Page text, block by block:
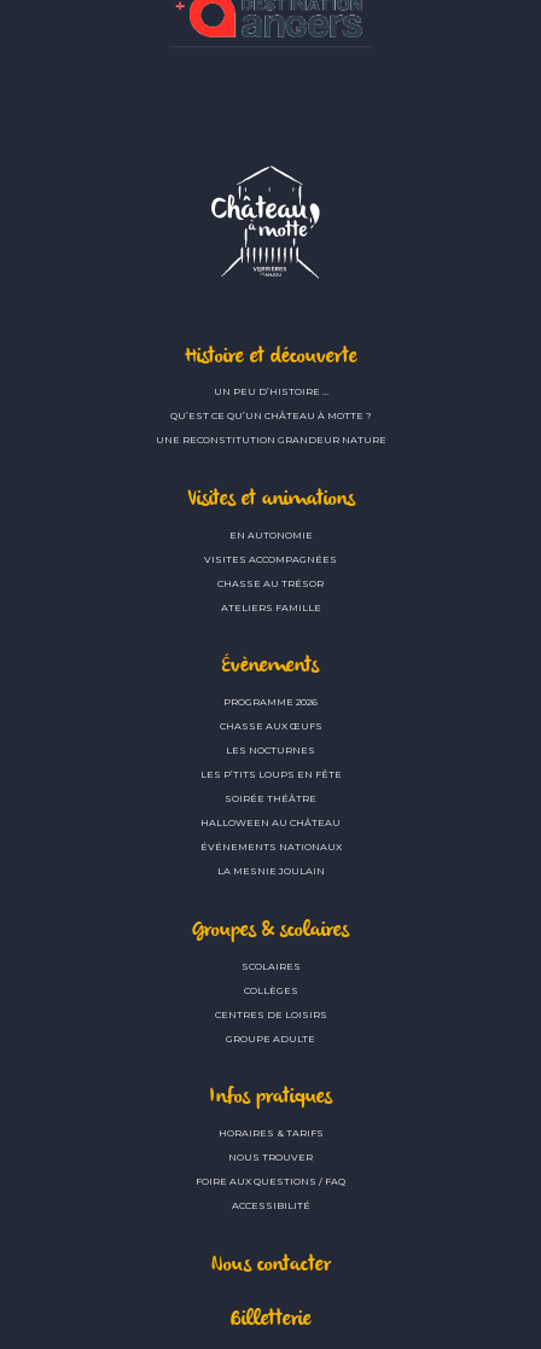
Histoire et découverte
UN PEU D’HISTOIRE …
QU’EST CE QU’UN CHÂTEAU À MOTTE ?
UNE RECONSTITUTION GRANDEUR NATURE
Visites et animations
EN AUTONOMIE
VISITES ACCOMPAGNÉES
CHASSE AU TRÉSOR
ATELIERS FAMILLE
Évènements
PROGRAMME 2026
CHASSE AUX ŒUFS
LES NOCTURNES
LES P’TITS LOUPS EN FÊTE
SOIRÉE THÉÂTRE
HALLOWEEN AU CHÂTEAU
ÉVÉNEMENTS NATIONAUX
LA MESNIE JOULAIN
Groupes & scolaires
SCOLAIRES
COLLÈGES
CENTRES DE LOISIRS
GROUPE ADULTE
Infos pratiques
HORAIRES & TARIFS
NOUS TROUVER
FOIRE AUX QUESTIONS / FAQ
ACCESSIBILITÉ
Nous contacter
Billetterie